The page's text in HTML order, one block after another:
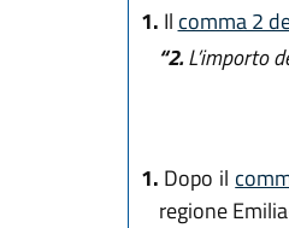
1. Il comma 2
“2.L’importo
1. Dopo il
regione